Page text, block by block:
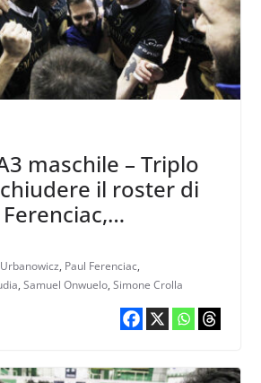
maschile – Triplo
il roster di
e Onwuelo
, Paul Ferenciac,
, Samuel Onwuelo, Simone Crolla